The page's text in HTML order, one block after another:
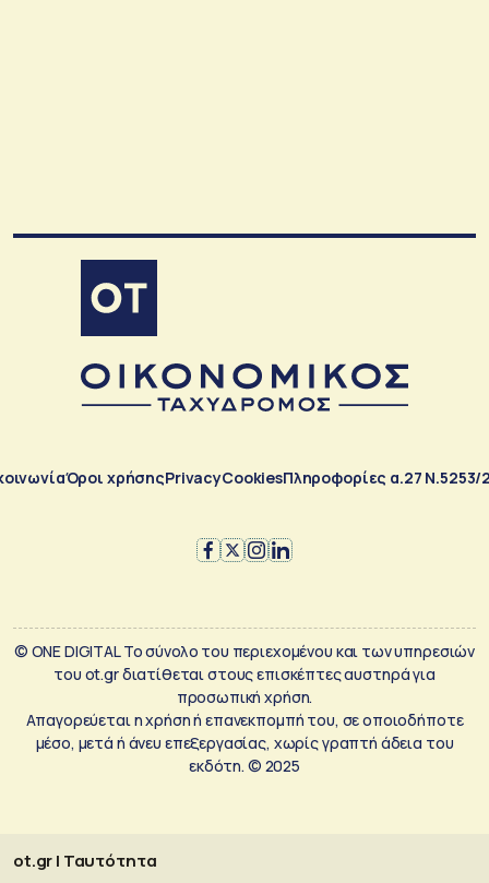
Όροι χρήσηςPrivacyCookiesΠληροφορίες α.27 Ν.5253/
© ONE DIGITAL Το σύνολο του περιεχομένου και των υπηρεσιών
του ot.gr διατίθεται στους επισκέπτες αυστηρά για
προσωπική χρήση.
Απαγορεύεται η χρήση ή επανεκπομπή του, σε οποιοδήποτε
μέσο, μετά ή άνευ επεξεργασίας, χωρίς γραπτή άδεια του
εκδότη. © 2025
ot.gr | Ταυτότητα